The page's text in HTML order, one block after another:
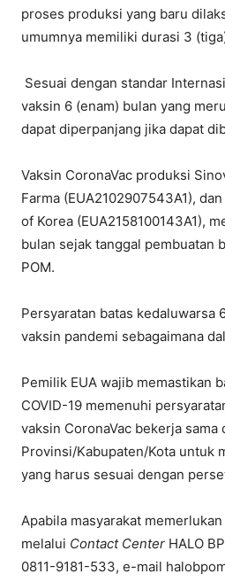
proses produksi yang baru
umumnya memiliki durasi 3
Sesuai dengan standar
vaksin 6 (enam) bulan yang
dapat diperpanjang jika dapat
Vaksin CoronaVac produksi
Farma (EUA2102907543A1),
of Korea (EUA2158100143A1),
bulan sejak tanggal pembuatan
POM.
Persyaratan batas kedaluwarsa
vaksin pandemi sebagaimana
Pemilik EUA wajib memastikan
COVID-19 memenuhi
vaksin CoronaVac bekerja
Provinsi/Kabupaten/Kota untuk
yang harus sesuai dengan
Apabila masyarakat
melalui Contact Center HALO
0811-9181-533, e-mail